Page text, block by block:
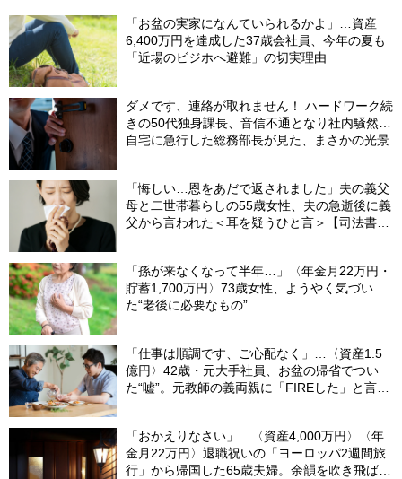
「お盆の実家になんていられるかよ」…資産
6,400万円を達成した37歳会社員、今年の夏も
「近場のビジホへ避難」の切実理由
ダメです、連絡が取れません！ ハードワーク続
きの50代独身課長、音信不通となり社内騒然…
自宅に急行した総務部長が見た、まさかの光景
「悔しい…恩をあだで返されました」夫の義父
母と二世帯暮らしの55歳女性、夫の急逝後に義
父から言われた＜耳を疑うひと言＞【司法書士
「孫が来なくなって半年…」〈年金月22万円・
貯蓄1,700万円〉73歳女性、ようやく気づい
た“老後に必要なもの”
「仕事は順調です、ご心配なく」…〈資産1.5
億円〉42歳・元大手社員、お盆の帰省でつい
た“嘘”。元教師の義両親に「FIREした」と言え
「おかえりなさい」…〈資産4,000万円〉〈年
金月22万円〉退職祝いの「ヨーロッパ2週間旅
行」から帰国した65歳夫婦。余韻を吹き飛ばし